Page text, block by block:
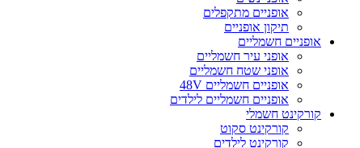
אופניים מתקפלים
תיקון אופניים
אופניים חשמליים
אופני עיר חשמליים
אופני שטח חשמליים
אופניים חשמליים 48V
אופניים חשמליים לילדים
קורקינט חשמלי
קורקינט סקוט
קורקינט לילדים